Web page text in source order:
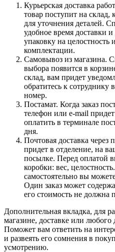
Курьерская доставка
товар поступит на склад,
для уточнения деталей.
удобное время доставки
упаковку на целостность
комплектации.
Самовывоз из магазина.
выбора появится в
склад, вам придет
обратитесь к сотруднику
номер.
Постамат. Когда заказ
телефон или e-mail
оплатить в терминале
дня.
Почтовая доставка через
придет в отделение, на
посылке. Перед оплатой
коробки: вес,
самостоятельно вы
Один заказ может
его стоимость не должна
Дополнительная вкладка, для
магазине, доставке или любого
Поможет вам ответить на
и развеять его сомнения в
усмотрению.